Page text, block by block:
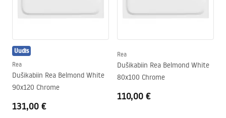
Uudis
Rea
Dušikabiin Rea Belmond White
90x120 Chrome
131,00 €
Rea
Dušikabiin Rea Belmond White
80x100 Chrome
110,00 €